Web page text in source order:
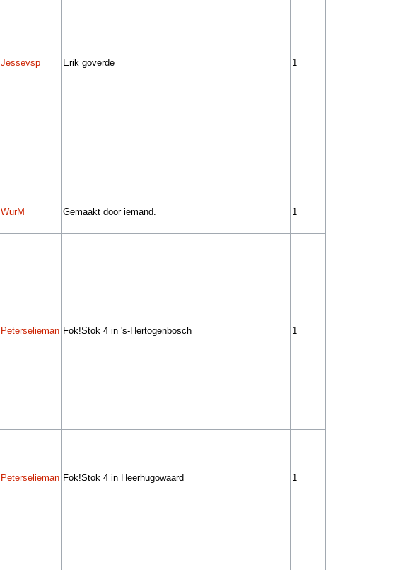
Jessevsp Erik goverde 1
WurM Gemaakt door iemand. 1
Peterselieman Fok!Stok 4 in 's-Hertogenbosch 1
Peterselieman Fok!Stok 4 in Heerhugowaard 1